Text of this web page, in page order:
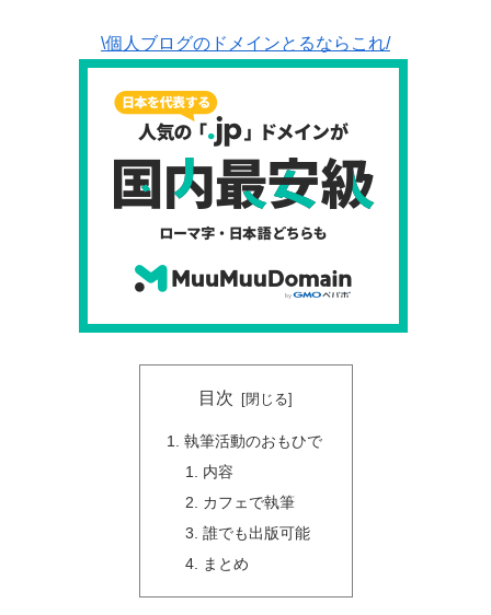
\個人ブログのドメインとるならこれ/
目次
執筆活動のおもひで
内容
カフェで執筆
誰でも出版可能
まとめ